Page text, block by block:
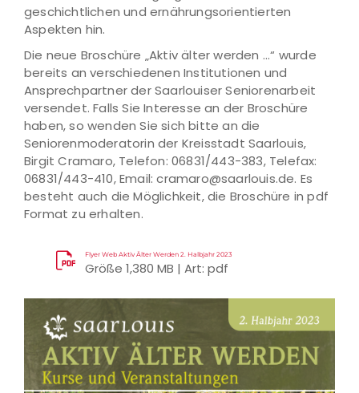
geschichtlichen und ernährungsorientierten
Aspekten hin.
Die neue Broschüre „Aktiv älter werden ...“ wurde
bereits an verschiedenen Institutionen und
Ansprechpartner der Saarlouiser Seniorenarbeit
versendet. Falls Sie Interesse an der Broschüre
haben, so wenden Sie sich bitte an die
Seniorenmoderatorin der Kreisstadt Saarlouis,
Birgit Cramaro, Telefon: 06831/443-383, Telefax:
06831/443-410, Email: cramaro@saarlouis.de. Es
besteht auch die Möglichkeit, die Broschüre in pdf
Format zu erhalten.
Flyer Web Aktiv Älter Werden 2. Halbjahr 2023
Größe 1,380 MB | Art: pdf